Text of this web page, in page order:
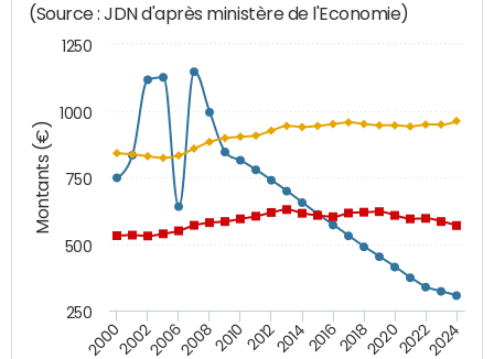
Montants (€)
(Source : JDN d'après ministère de l'Economie)
200020022006200820102012201420162018202020222024
250
500
750
1000
1250